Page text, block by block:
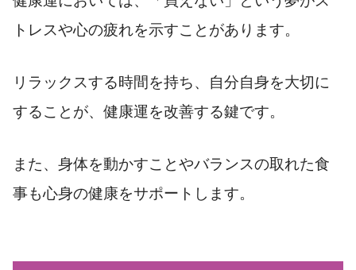
トレスや心の疲れを示すことがあります。
リラックスする時間を持ち、自分自身を大切に
することが、健康運を改善する鍵です。
また、身体を動かすことやバランスの取れた食
事も心身の健康をサポートします。